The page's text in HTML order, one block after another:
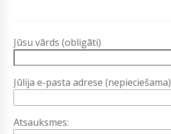
Jūsu vārds (obligāti)
Jūlija e-pasta adrese (nepieciešama)
Atsauksmes: